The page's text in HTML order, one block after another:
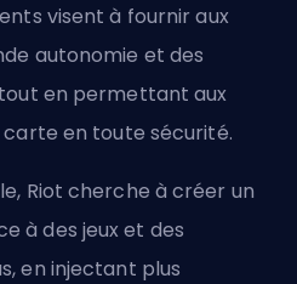
visent à fournir aux
autonomie et des
en permettant aux
en toute sécurité.
Riot cherche à créer un
à des jeux et des
en injectant plus